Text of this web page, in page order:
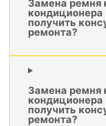
Замена ремня
кондиционера
получить
ремонта?
Замена ремня
кондиционера
получить
ремонта?